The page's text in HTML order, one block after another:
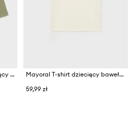
Mayoral longsleeve niemowlęcy bawełniany
Mayoral T-shirt dziecięcy bawełniany
59,99 zł